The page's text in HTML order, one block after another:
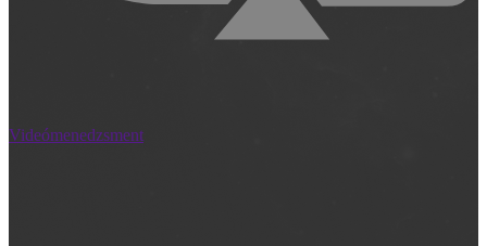
Videómenedzsment